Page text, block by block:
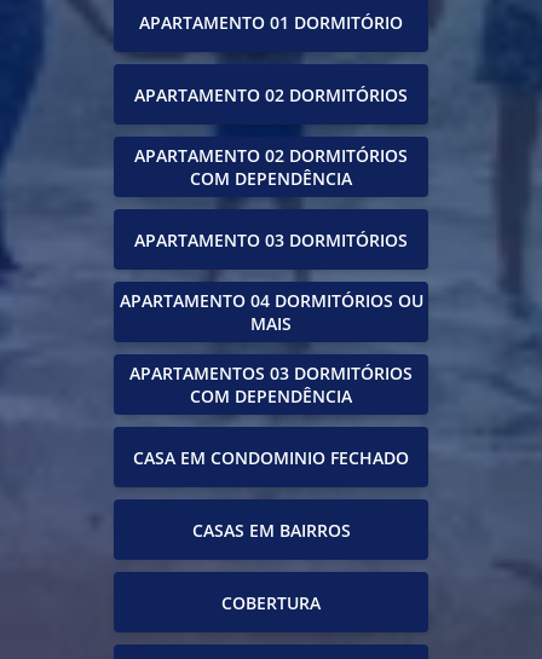
APARTAMENTO 01 DORMITÓRIO
APARTAMENTO 02 DORMITÓRIOS
APARTAMENTO 02 DORMITÓRIOS
COM DEPENDÊNCIA
APARTAMENTO 03 DORMITÓRIOS
APARTAMENTO 04 DORMITÓRIOS OU
MAIS
APARTAMENTOS 03 DORMITÓRIOS
COM DEPENDÊNCIA
CASA EM CONDOMINIO FECHADO
CASAS EM BAIRROS
COBERTURA